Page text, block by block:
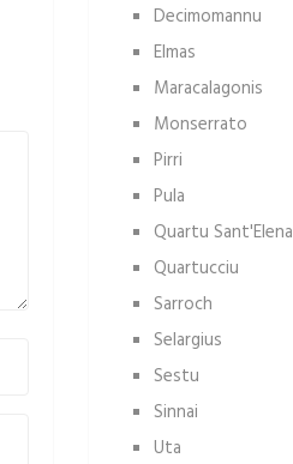
Decimomannu
Elmas
Maracalagonis
Monserrato
Pirri
Pula
Quartu Sant'Elena
Quartucciu
Sarroch
Selargius
Sestu
Sinnai
Uta